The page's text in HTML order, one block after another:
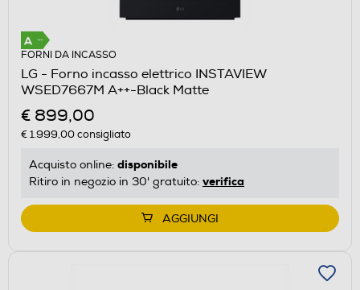
FORNI DA INCASSO
LG - Forno incasso elettrico INSTAVIEW
WSED7667M A++-Black Matte
€ 899,00
€ 1.999,00consigliato
Acquisto online: disponibile
Ritiro in negozio in 30' gratuito: verifica
AGGIUNGI